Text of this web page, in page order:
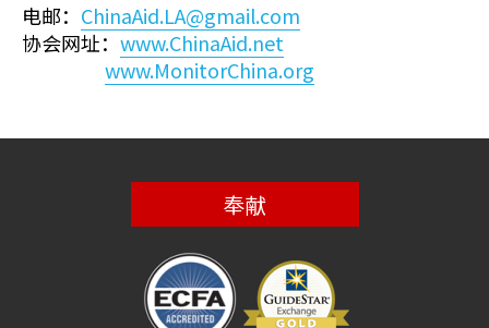
电邮： ChinaAid.LA@gmail.com
协会网址： www.ChinaAid.net
www.MonitorChina.org
奉献